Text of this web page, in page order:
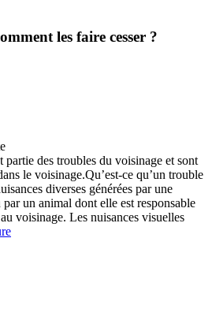
les faire cesser ?
partie des troubles du voisinage et sont
le voisinage.Qu’est-ce qu’un trouble
diverses générées par une
un animal dont elle est responsable
voisinage. Les nuisances visuelles
Nuisances